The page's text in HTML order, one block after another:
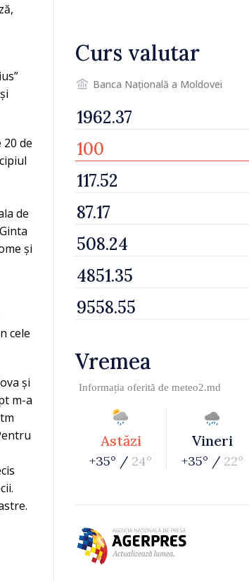
de
de
și
cele
și
m-a
Curs valutar
Banca Națională a Moldovei
Vremea
Informația oferită de meteo2.md
Astăzi
+35° / 24°
Vineri
+35° / 22°